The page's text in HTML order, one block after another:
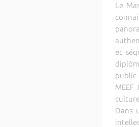
Le
et
public
Dans